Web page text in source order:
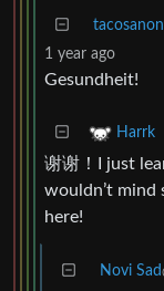
1 year ago
Gesundheit!
Harrk
谢谢！I just
wouldn’t mind
here!
Novi Sad